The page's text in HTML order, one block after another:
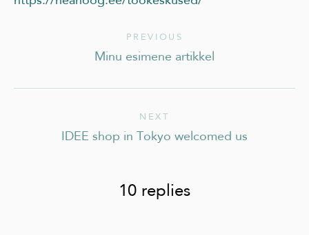
PREVIOUS
Minu esimene artikkel
NEXT
IDEE shop in Tokyo welcomed us
10 replies